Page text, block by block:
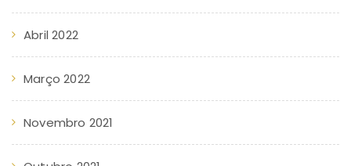
Abril 2022
Março 2022
Novembro 2021